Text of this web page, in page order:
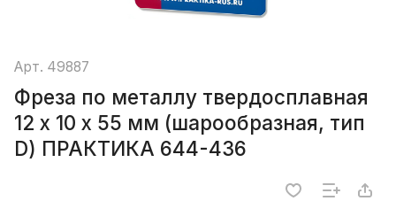
Арт. 49887
Фреза по металлу твердосплавная
12 х 10 х 55 мм (шарообразная, тип
D) ПРАКТИКА 644-436